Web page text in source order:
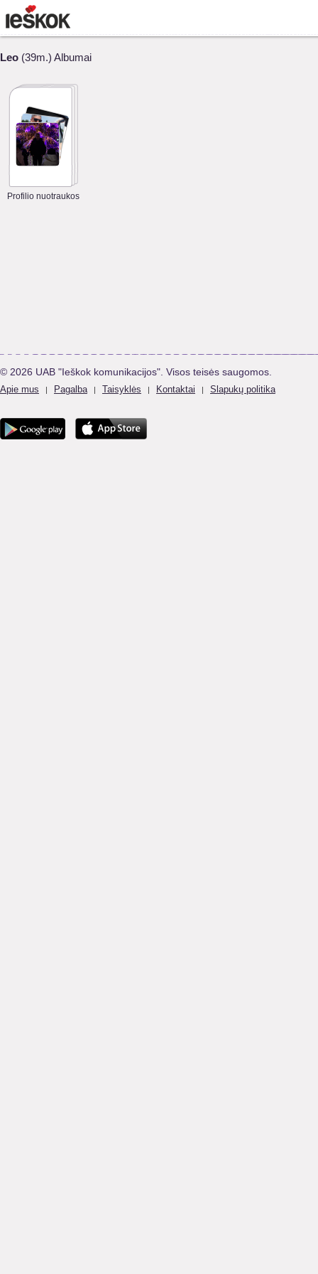
Leo (39m.) Albumai
Profilio nuotraukos
© 2026 UAB "Ieškok komunikacijos". Visos teisės saugomos.
Apie mus | Pagalba | Taisyklės | Kontaktai | Slapukų politika